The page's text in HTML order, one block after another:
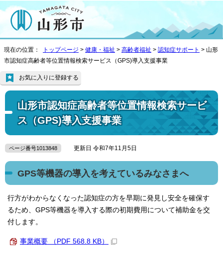
現在の位置： トップページ > 健康・福祉 > 高齢者福祉 > 認知症サポート > 山形
市認知症高齢者等位置情報検索サービス（GPS)導入支援事業
山形市認知症高齢者等位置情報検索サービ
ス（GPS)導入支援事業
お気に入りに登録する
ページ番号1013848 更新日 令和7年11月5日
GPS等機器の導入を考えているみなさまへ
行方がわからなくなった認知症の方を早期に発見し安全を確保す
るため、GPS等機器を導入する際の初期費用について補助金を交
付します。
事業概要 （PDF 568.8 KB）